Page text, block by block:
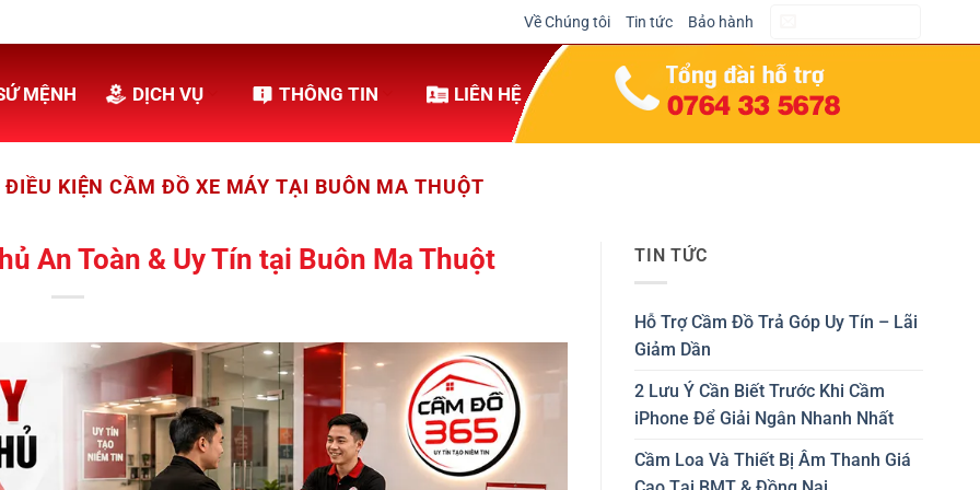
Về Chúng tôi Tin tức Bảo hành
MỆNH DỊCH VỤ THÔNG TIN LIÊN HỆ
ĐIỀU KIỆN CẦM ĐỒ XE MÁY TẠI BUÔN MA THUỘT
An Toàn & Uy Tín tại Buôn Ma Thuột TIN TỨC
Hỗ Trợ Cầm Đồ Trả Góp Uy Tín – Lãi
Giảm Dần
2 Lưu Ý Cần Biết Trước Khi Cầm
iPhone Để Giải Ngân Nhanh Nhất
Cầm Loa Và Thiết Bị Âm Thanh Giá